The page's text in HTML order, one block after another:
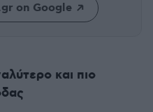
on Google
και πιο